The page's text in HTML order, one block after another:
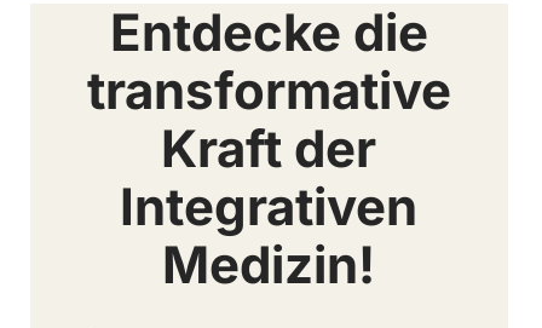
Entdecke die
transformative
Kraft der
Integrativen
Medizin!